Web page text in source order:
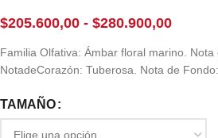
$205.600,00 - $280.900,00
Familia Olfativa: Ámbar floral marino. Nota
NotadeCorazón: Tuberosa. Nota de
TAMAÑO